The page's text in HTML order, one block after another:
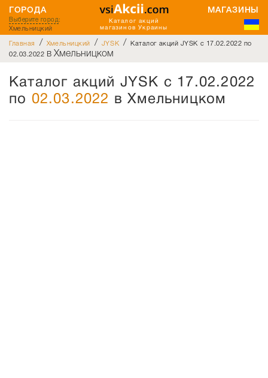
Каталог акций
магазинов Украины
ГОРОДА МАГАЗИНЫ
Выберите город:
Хмельницкий
Главная / Хмельницкий / JYSK / Каталог акций JYSK с 17.02.2022 по
02.03.2022 в Хмельницком
Каталог акций JYSK с 17.02.2022
по 02.03.2022 в Хмельницком